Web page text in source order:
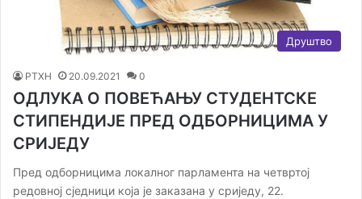
Друштво
РТХН 20.09.2021 0
ОДЛУКА О ПОВЕЋАЊУ СТУДЕНТСКЕ
СТИПЕНДИЈЕ ПРЕД ОДБОРНИЦИМА У
СРИЈЕДУ
Пред одборницима локалног парламента на четвртој
редовној сједници која је заказана у сриједу, 22.